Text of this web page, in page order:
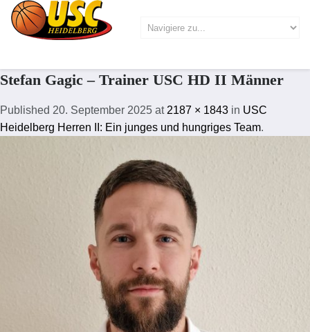
Stefan Gagic – Trainer USC HD II Männer
Published 20. September 2025 at 2187 × 1843 in USC
Heidelberg Herren II: Ein junges und hungriges Team.